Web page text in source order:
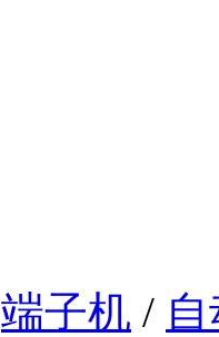
端子机 /